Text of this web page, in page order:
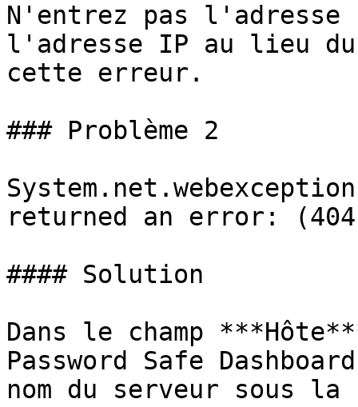
N'entrez pas
l'adresse IP au lieu du
cette erreur.
### Problème 2
returned an error:
#### Solution
Dans le champ
Password Safe
nom du serveur sous la